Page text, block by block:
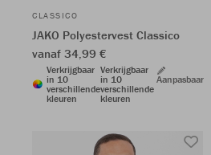
CLASSICO
JAKO Polyestervest Classico
vanaf 34,99 €
Verkrijgbaar
in 10
verschillende
kleuren
Verkrijgbaar
in 10
verschillende
kleuren
Aanpasbaar